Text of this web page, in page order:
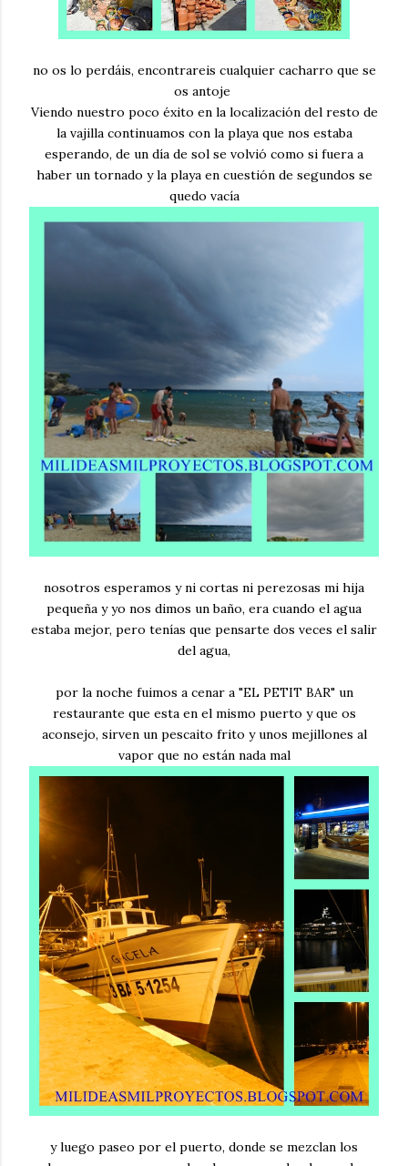
no os lo perdáis, encontrareis cualquier cacharro que se
os antoje
Viendo nuestro poco éxito en la localización del resto de
la vajilla continuamos con la playa que nos estaba
esperando, de un día de sol se volvió como si fuera a
haber un tornado y la playa en cuestión de segundos se
quedo vacía
nosotros esperamos y ni cortas ni perezosas mi hija
pequeña y yo nos dimos un baño, era cuando el agua
estaba mejor, pero tenías que pensarte dos veces el salir
del agua,
por la noche fuimos a cenar a "EL PETIT BAR" un
restaurante que esta en el mismo puerto y que os
aconsejo, sirven un pescaito frito y unos mejillones al
vapor que no están nada mal
y luego paseo por el puerto, donde se mezclan los